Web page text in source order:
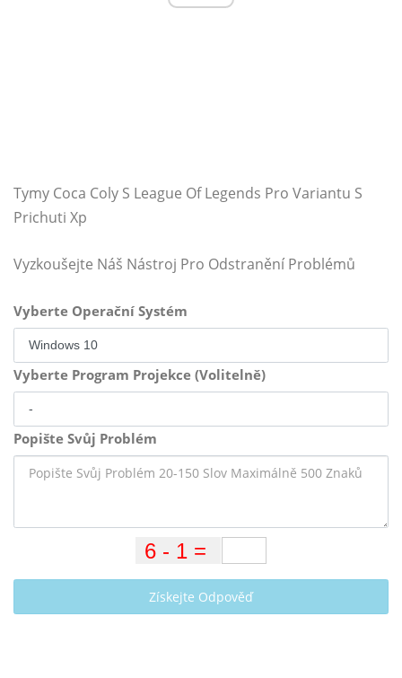
Tymy Coca Coly S League Of Legends Pro Variantu S
Prichuti Xp
Vyzkoušejte Náš Nástroj Pro Odstranění Problémů
Vyberte Operační Systém
Vyberte Program Projekce (Volitelně)
Popište Svůj Problém
Získejte Odpověď